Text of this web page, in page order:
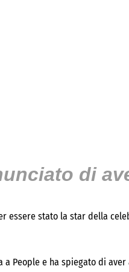
di
essere stato la star della
a People e ha spiegato di